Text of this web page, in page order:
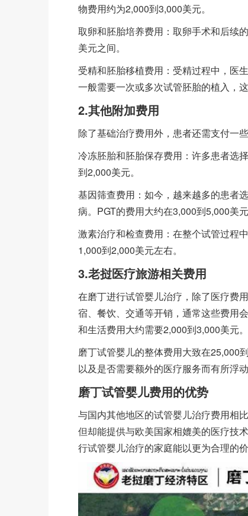
物费用约为2,000到3,000美元。
取卵和胚胎培养费用：取卵手术和后续
美元之间。
受精和胚胎移植费用：受精过程中，医
一般需要一次或多次试管胚胎的植入，
2.其他附加费用
除了基础治疗费用外，患者还需支付一
冷冻胚胎和胚胎保存费用：许多患者选
到2,000美元。
基因筛查费用：如今，越来越多的患者
病。PGT的费用大约在3,000到5,000美元
激素治疗和检查费用：在整个试管过程
1,000到2,000美元左右。
3.老挝医疗旅游相关费用
在磨丁进行试管婴儿治疗，除了医疗费
宿、餐饮、交通等开销，通常这些费用
和生活费用大约需要2,000到3,000美元。
磨丁试管婴儿的整体费用大致在25,000
以及是否需要额外的医疗服务而有所浮动
磨丁试管婴儿费用的优势
与国内其他地区的试管婴儿治疗费用相
但却能提供与欧美国家相媲美的医疗技
行试管婴儿治疗的家庭能以更为合理的